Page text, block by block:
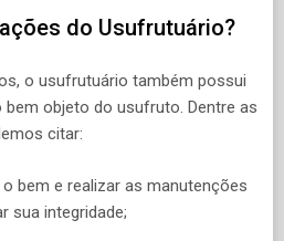
do Usufrutuário?
o usufrutuário também possui
objeto do usufruto. Dentre as
citar:
bem e realizar as manutenções
sua integridade;